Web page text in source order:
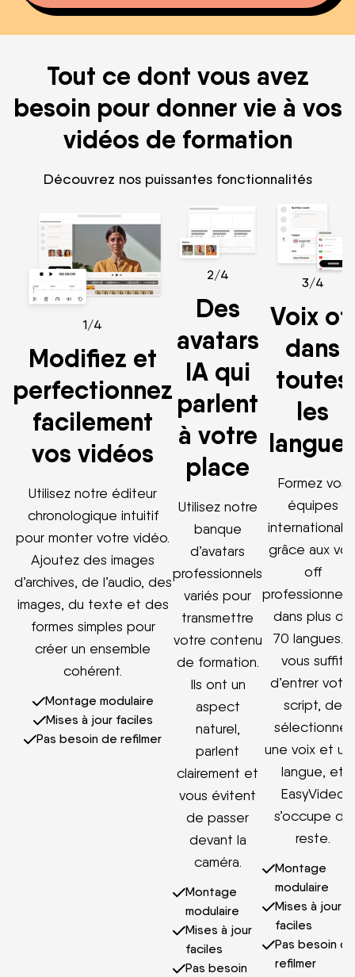
Tout ce dont vous avez
besoin pour donner vie à vos
vidéos de formation
Découvrez nos puissantes fonctionnalités
1/4
Modifiez et
perfectionnez
facilement
vos vidéos
Utilisez notre éditeur
chronologique intuitif
pour monter votre vidéo.
Ajoutez des images
d’archives, de l’audio, des
images, du texte et des
formes simples pour
créer un ensemble
cohérent.
Montage modulaire
Mises à jour faciles
Pas besoin de refilmer
2/4
Des
avatars
IA qui
parlent
à votre
place
Utilisez notre
banque
d’avatars
professionnels
variés pour
transmettre
votre contenu
de formation.
Ils ont un
aspect
naturel,
parlent
clairement et
vous évitent
de passer
devant la
caméra.
Montage
modulaire
Mises à jour
faciles
Pas besoin
3/4
Voix off
dans
toutes
les
Formez vos
équipes
grâce aux
off
dans plus de
70 langues. Il
vous suffit
d’entrer votre
script, de
sélectionner
une voix et
langue, et
EasyVideo
s’occupe du
reste.
Montage
modulaire
Mises à jour
faciles
Pas besoin de
refilmer